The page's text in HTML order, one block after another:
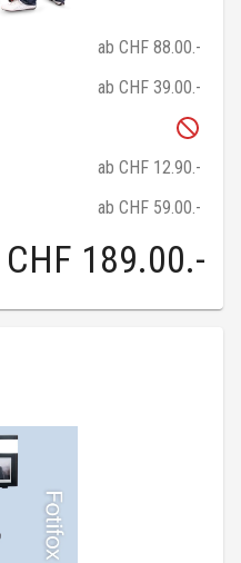
ab CHF 88.00.-
ab CHF 39.00.-
ab CHF 12.90.-
ab CHF 59.00.-
CHF 189.00.-